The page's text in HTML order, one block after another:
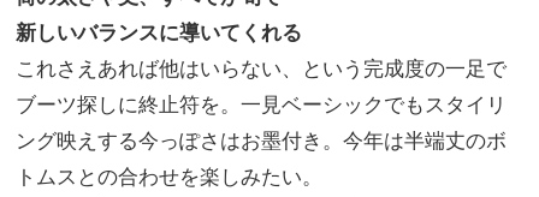
新しいバランスに導いてくれる
これさえあれば他はいらない、という完成度の一足で
ブーツ探しに終止符を。一見ベーシックでもスタイリ
ング映えする今っぽさはお墨付き。今年は半端丈のボ
トムスとの合わせを楽しみたい。